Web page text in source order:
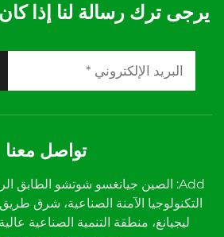
يرجى ترك رسالة لنا إذا
تواصل معنا
التكنولوجيا الآمنة الصناعية، شرق
ليجيانغ، منطقة التنمية الصناعية